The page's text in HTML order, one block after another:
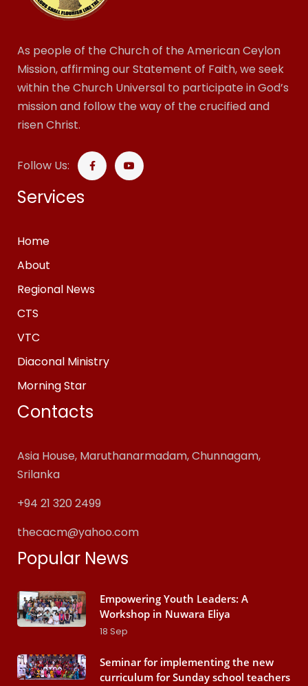
As people of the Church of the American Ceylon
Mission, affirming our Statement of Faith, we seek
within the Church Universal to participate in God’s
mission and follow the way of the crucified and
risen Christ.
Follow Us:
Services
Home
About
Regional News
CTS
VTC
Diaconal Ministry
Morning Star
Contacts
Asia House, Maruthanarmadam, Chunnagam,
Srilanka
+94 21 320 2499
thecacm@yahoo.com
Popular News
Empowering Youth Leaders: A
Workshop in Nuwara Eliya
18 Sep
Seminar for implementing the new
curriculum for Sunday school teachers